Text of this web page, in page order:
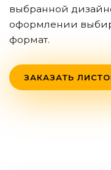
выбранной
оформлении
формат.
ЗАКАЗАТЬ